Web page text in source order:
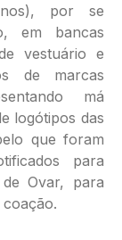
por se
em bancas
vestuário e
de marcas
má
logótipos das
que foram
para
Ovar, para